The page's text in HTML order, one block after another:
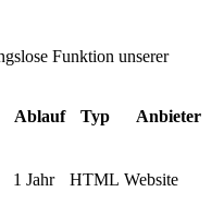
Funktion unserer
Ablauf Typ Anbieter
1 Jahr HTML Website